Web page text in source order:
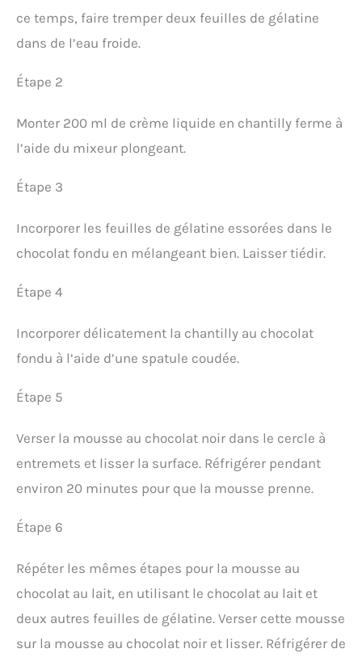
ce temps, faire tremper deux feuilles de gélatine
dans de l’eau froide.
Étape 2
Monter 200 ml de crème liquide en chantilly ferme à
l’aide du mixeur plongeant.
Étape 3
Incorporer les feuilles de gélatine essorées dans le
chocolat fondu en mélangeant bien. Laisser tiédir.
Étape 4
Incorporer délicatement la chantilly au chocolat
fondu à l’aide d’une spatule coudée.
Étape 5
Verser la mousse au chocolat noir dans le cercle à
entremets et lisser la surface. Réfrigérer pendant
environ 20 minutes pour que la mousse prenne.
Étape 6
Répéter les mêmes étapes pour la mousse au
chocolat au lait, en utilisant le chocolat au lait et
deux autres feuilles de gélatine. Verser cette mousse
sur la mousse au chocolat noir et lisser. Réfrigérer de